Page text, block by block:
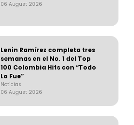
06 August 2026
Lenin Ramírez completa tres
semanas en el No. 1 del Top
100 Colombia Hits con “Todo
Lo Fue”
Noticias
06 August 2026